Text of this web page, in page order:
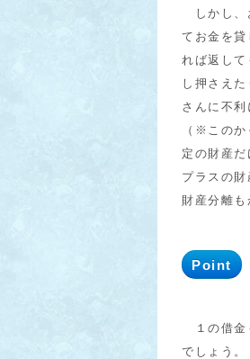
しかし、
てお金を
れば返し
し押さえ
さんに不利
（※この
定の財産
プラスの
財産分離も
Point
１の借金
でしょう。